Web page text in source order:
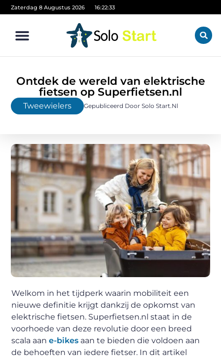
Zaterdag 8 Augustus 2026 16:22:33
Ontdek de wereld van elektrische
fietsen op Superfietsen.nl
Tweewielers Gepubliceerd Door Solo Start.nl
Welkom in het tijdperk waarin mobiliteit een
nieuwe definitie krijgt dankzij de opkomst van
elektrische fietsen. Superfietsen.nl staat in de
voorhoede van deze revolutie door een breed
scala aane-bikes aan te bieden die voldoen aan
de behoeften van iedere fietser. In dit artikel